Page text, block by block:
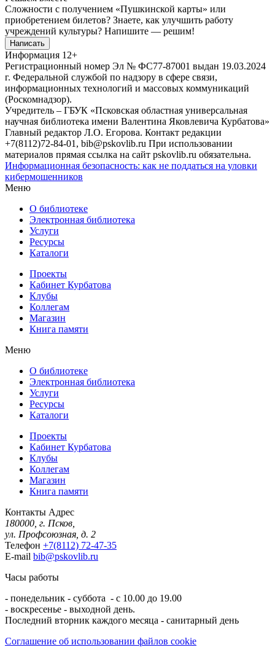
Сложности с получением «Пушкинской карты» или
приобретением билетов? Знаете, как улучшить работу
учреждений культуры? Напишите — решим!
Написать
Информация 12+
Регистрационный номер Эл № ФС77-87001 выдан 19.03.2024
г. Федеральной службой по надзору в сфере связи,
информационных технологий и массовых коммуникаций
(Роскомнадзор).
Учредитель – ГБУК «Псковская областная универсальная
научная библиотека имени Валентина Яковлевича Курбатова»
Главный редактор Л.О. Егорова. Контакт редакции
+7(8112)72-84-01, bib@pskovlib.ru При использовании
материалов прямая ссылка на сайт pskovlib.ru обязательна.
Информационная безопасность: как не поддаться на уловки
кибермошенников
Меню
О библиотеке
Электронная библиотека
Услуги
Ресурсы
Каталоги
Проекты
Кабинет Курбатова
Клубы
Коллегам
Магазин
Книга памяти
Меню
О библиотеке
Электронная библиотека
Услуги
Ресурсы
Каталоги
Проекты
Кабинет Курбатова
Клубы
Коллегам
Магазин
Книга памяти
Контакты Адрес
180000, г. Псков,
ул. Профсоюзная, д. 2
Телефон +7(8112) 72-47-35
E-mail bib@pskovlib.ru
Часы работы
- понедельник - суббота - с 10.00 до 19.00
- воскресенье - выходной день.
Последний вторник каждого месяца - санитарный день
Соглашение об использовании файлов cookie